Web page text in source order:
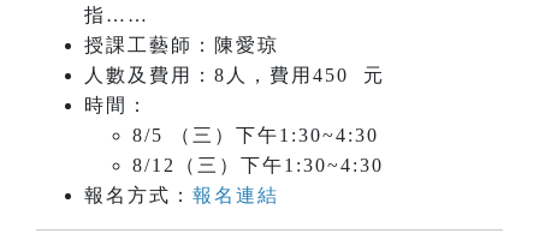
指……
授課工藝師：陳愛琼
人數及費用：8人，費用450 元
時間：
8/5 （三）下午1:30~4:30
8/12（三）下午1:30~4:30
報名方式： 報名連結